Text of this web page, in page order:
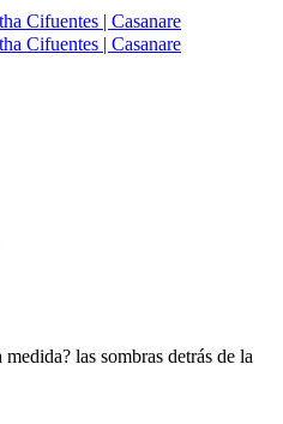
las sombras detrás de la